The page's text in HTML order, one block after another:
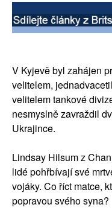
SOCIÁLNÍ SÍTĚ
PLNÁ VERZE STRÁNEK
V Kyjevě byl zahájen
velitelem,
velitelem tankové
nesmyslně zavraždil
Ukrajince.
Lindsay Hilsum z
lidé pohřbívají své
vojáky. Co říct matce,
popravou svého syna?